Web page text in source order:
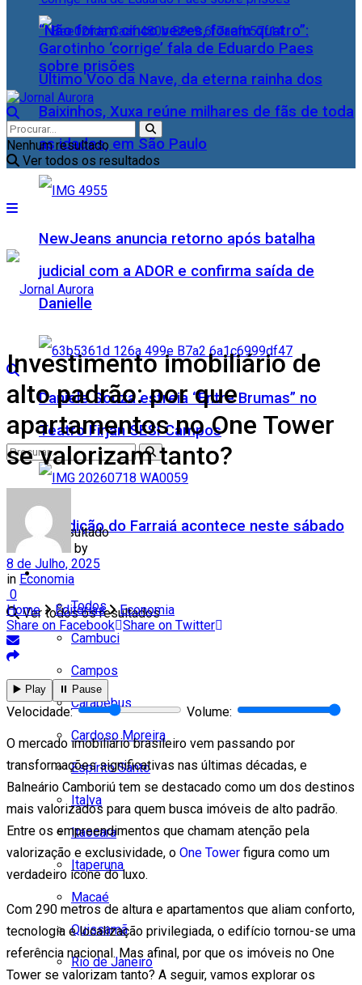
Último Voo da Nave, da eterna rainha dos
Baixinhos, Xuxa reúne milhares de fãs de toda
as idades, em São Paulo
NewJeans anuncia retorno após batalha
judicial com a ADOR e confirma saída de
Danielle
Daniele Souza estreia “Entre Brumas” no
Teatro Firjan SESI Campos
5ª edição do Farraiá acontece neste sábado
Cidades
Todos
Cambuci
Campos
Carapebus
Cardoso Moreira
Espírito Santo
Italva
Itaocara
Itaperuna
Macaé
Quissamã
Rio de Janeiro
“Não foram cinco vezes, foram quatro”:
Garotinho ‘corrige’ fala de Eduardo Paes
sobre prisões
Nenhum resultado
Ver todos os resultados
Nenhum resultado
Ver todos os resultados
Investimento imobiliário de
alto padrão: por que
apartamentos no One Tower
se valorizam tanto?
by
8 de Julho, 2025
in Economia
0
Home
Editorias
Economia
Share on Facebook Share on Twitter
▶️ Play ⏸️ Pause
Velocidade: Volume:
O mercado imobiliário brasileiro vem passando por
transformações significativas nas últimas décadas, e
Balneário Camboriú tem se destacado como um dos destinos
mais valorizados para quem busca imóveis de alto padrão.
Entre os empreendimentos que chamam atenção pela
valorização e exclusividade, o One Tower figura como um
verdadeiro ícone do luxo.
Com 290 metros de altura e apartamentos que aliam conforto,
tecnologia e localização privilegiada, o edifício tornou-se uma
referência nacional. Mas afinal, por que os imóveis no One
Tower se valorizam tanto? A seguir, vamos explorar os